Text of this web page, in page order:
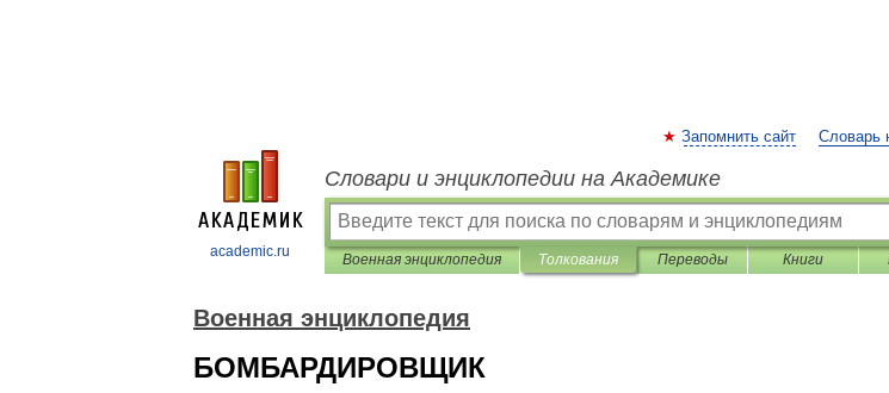
academic.ru
Запомнить сайт Словарь
Словари и энциклопедии на Академике
Военная энциклопедия Толкования Переводы Книги
Военная энциклопедия
БОМБАРДИРОВЩИК